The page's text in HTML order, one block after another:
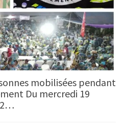
mobilisées pendant
Du mercredi 19